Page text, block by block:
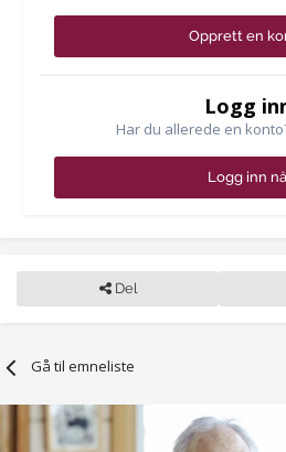
Opprett en
Logg
Har du allerede en
Logg inn nå
Del
Gå til emneliste